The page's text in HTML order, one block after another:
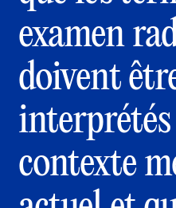
examen
doivent
contexte